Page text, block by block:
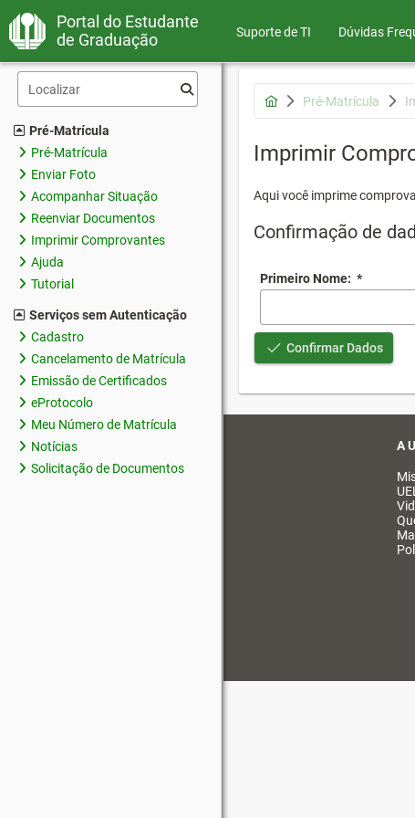
Portal do Estudante
de Graduação
Suporte de TI Dúvidas
Pré-Matrícula
Pré-Matrícula
Enviar Foto
Acompanhar Situação
Reenviar Documentos
Imprimir Comprovantes
Ajuda
Tutorial
Serviços sem Autenticação
Cadastro
Cancelamento de Matrícula
Emissão de Certificados
eProtocolo
Meu Número de Matrícula
Notícias
Solicitação de Documentos
Pré-Matrícula
Imprimir
Aqui você imprime
Confirmação de
Primeiro Nome: *
Confirmar Dados
A